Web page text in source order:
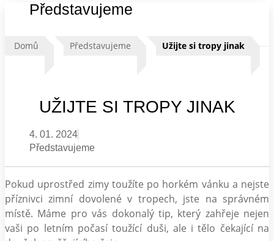
Představujeme
Domů Představujeme Užijte si tropy jinak
UŽIJTE SI TROPY JINAK
4. 01. 2024
Představujeme
Pokud uprostřed zimy toužíte po horkém vánku a nejste
příznivci zimní dovolené v tropech, jste na správném
místě. Máme pro vás dokonalý tip, který zahřeje nejen
vaši po letním počasí toužící duši, ale i tělo čekající na